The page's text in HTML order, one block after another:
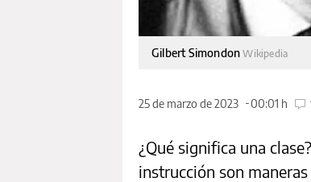
Gilbert SimondonWikipedia
25 de marzo de 2023 00:01 h
¿Qué significa una
instrucción son